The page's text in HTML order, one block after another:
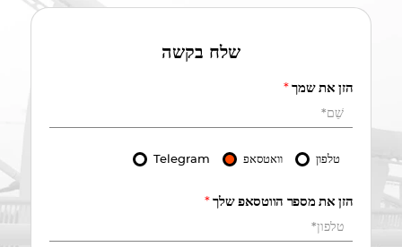
שלח בקשה
הזן את שמך*
טלפון וואטסאפ Telegram
הזן את מספר הווטסאפ שלך*